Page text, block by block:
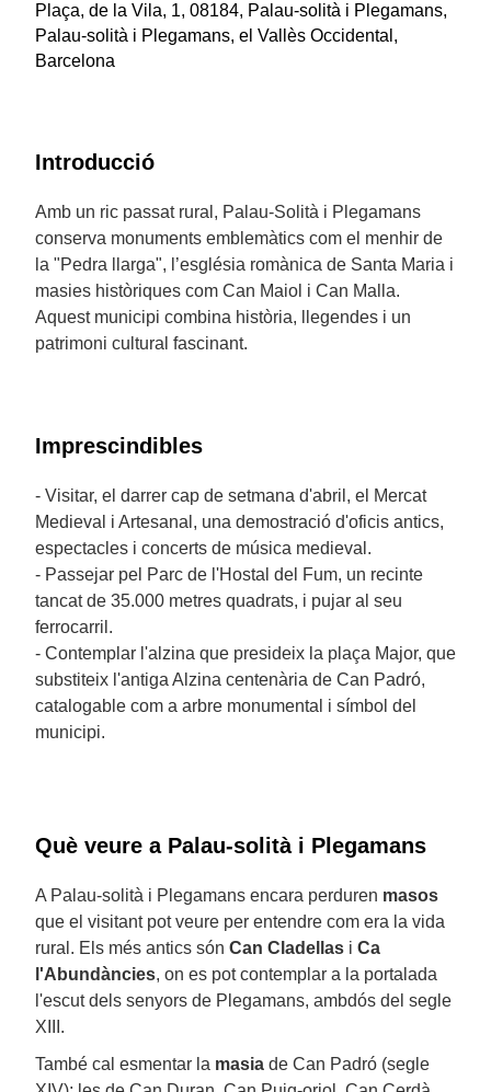
Plaça, de la Vila, 1, 08184, Palau-solità i Plegamans,
Palau-solità i Plegamans, el Vallès Occidental,
Barcelona
Introducció
Amb un ric passat rural, Palau-Solità i Plegamans
conserva monuments emblemàtics com el menhir de
la "Pedra llarga", l’església romànica de Santa Maria i
masies històriques com Can Maiol i Can Malla.
Aquest municipi combina història, llegendes i un
patrimoni cultural fascinant.
Imprescindibles
- Visitar, el darrer cap de setmana d'abril, el Mercat
Medieval i Artesanal, una demostració d'oficis antics,
espectacles i concerts de música medieval.
- Passejar pel Parc de l'Hostal del Fum, un recinte
tancat de 35.000 metres quadrats, i pujar al seu
ferrocarril.
- Contemplar l'alzina que presideix la plaça Major, que
substiteix l'antiga Alzina centenària de Can Padró,
catalogable com a arbre monumental i símbol del
municipi.
Què veure a Palau-solità i Plegamans
A Palau-solità i Plegamans encara perduren masos
que el visitant pot veure per entendre com era la vida
rural. Els més antics són Can Cladellas i Ca
l'Abundàncies, on es pot contemplar a la portalada
l'escut dels senyors de Plegamans, ambdós del segle
XIII.
També cal esmentar la masia de Can Padró (segle